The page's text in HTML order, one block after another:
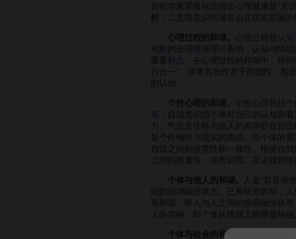
分析学家荣格就曾指出心理健康是“
解；二是指意识和潜意识在现实层面
心理过程的和谐。 心理过程指 认知
利斯的 合理情绪理论表明，认知与情感
标志
。在心理过程的和谐中，特
行合一”，并将其当作君子的德性，相
的认知。
个性心理的和谐。 个性心理包括
观
，自我意识指个体对自己的认知和
力、气质及性格与他人的差异处在自己
是个性倾向与现实的协调。即个体的需
自我之间的连贯性和一致性。根据自
之间的连贯性，潜意识我、意识我和道
个体与他人的和谐。 人是“群居动
间的协调融洽状态。已有研究表明，
系和谐，即人与人之间的协调融洽状
人际容纳，即个体从情感上能够接纳
个体与社会的和谐。
个体生活于